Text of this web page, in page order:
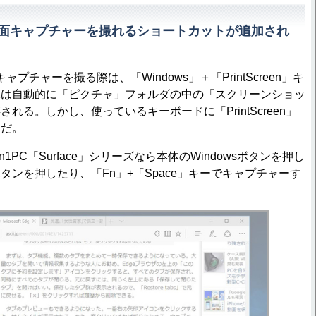
キャプチャーを撮れるショートカットが追加され
プチャーを撮る際は、「Windows」＋「PrintScreen」キ
自動的に「ピクチャ」フォルダの中の「スクリーンショッ
れる。しかし、使っているキーボードに「PrintScreen」
。
「Surface」シリーズなら本体のWindowsボタンを押し
ンを押したり、「Fn」+「Space」キーでキャプチャーす